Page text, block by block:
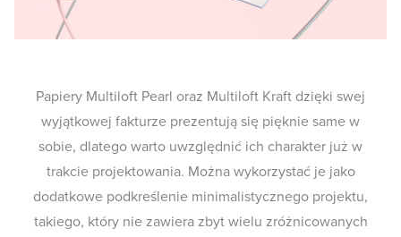
Papiery Multiloft Pearl oraz Multiloft Kraft dzięki swej
wyjątkowej fakturze prezentują się pięknie same w
sobie, dlatego warto uwzględnić ich charakter już w
trakcie projektowania. Można wykorzystać je jako
dodatkowe podkreślenie minimalistycznego projektu,
takiego, który nie zawiera zbyt wielu zróżnicowanych